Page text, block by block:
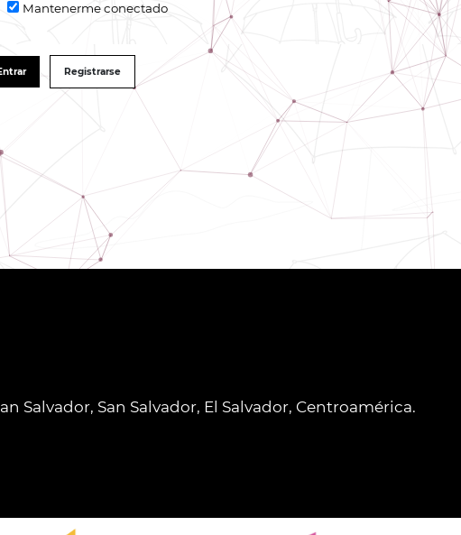
Mantenerme conectado
Registrarse
Salvador, San Salvador, El Salvador, Centroamérica.